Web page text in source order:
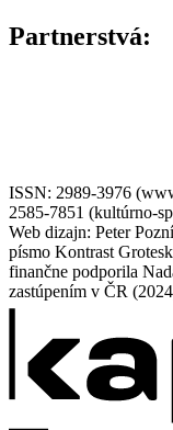
Partnerstvá:
ISSN: 2989-3976
2585-7851 (kultúrno-
Web dizajn: Peter
písmo Kontrast
finančne podporila
zastúpením v ČR